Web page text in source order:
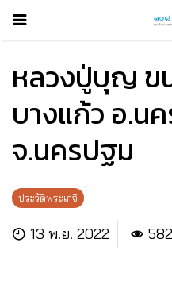
หลวงปู่บุญ ข
บางแก้ว อ.น
จ.นครปฐม
ประวัติพระเกจิ
13 พ.ย. 2022